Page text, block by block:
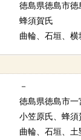
徳島県徳島市徳
蜂須賀氏
曲輪、石垣、
－
徳島県徳島市一
小笠原氏、蜂須